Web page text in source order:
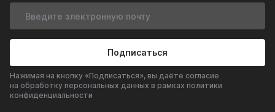
Подписаться
Нажимая на кнопку «Подписаться», вы даёте согласие
на обработку персональных данных в рамках политики
конфиденциальности